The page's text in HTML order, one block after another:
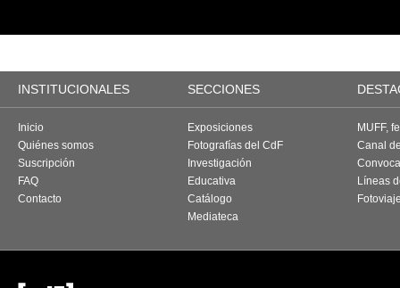
INSTITUCIONALES SECCIONES
Inicio
Quiénes somos
Suscripción
FAQ
Contacto
Exposiciones
Fotografías del CdF
Investigación
Educativa
Catálogo
Mediateca
MUFF,
Canal
Líneas